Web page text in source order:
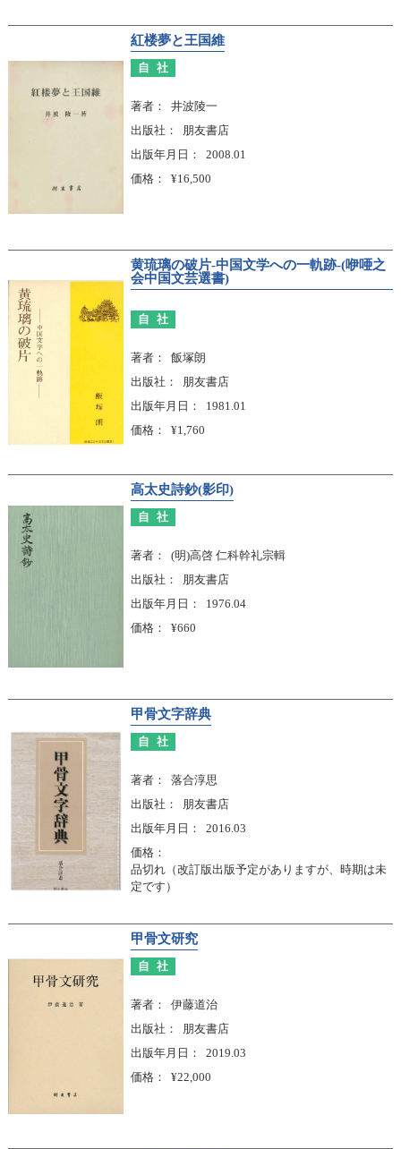
紅楼夢と王国維
自社
著者
井波陵一
出版社
朋友書店
出版年月日
2008.01
価格
¥16,500
黄琉璃の破片-中国文学への一軌跡-(咿唖之
会中国文芸選書)
自社
著者
飯塚朗
出版社
朋友書店
出版年月日
1981.01
価格
¥1,760
高太史詩鈔(影印)
自社
著者
(明)高啓 仁科幹礼宗輯
出版社
朋友書店
出版年月日
1976.04
価格
¥660
甲骨文字辞典
自社
著者
落合淳思
出版社
朋友書店
出版年月日
2016.03
価格
品切れ（改訂版出版予定がありますが、時期は未
定です）
甲骨文研究
自社
著者
伊藤道治
出版社
朋友書店
出版年月日
2019.03
価格
¥22,000